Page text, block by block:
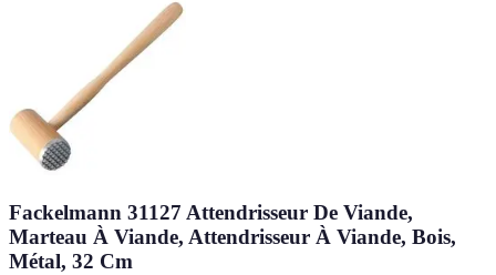
Fackelmann 31127 Attendrisseur De Viande,
Marteau À Viande, Attendrisseur À Viande, Bois,
Métal, 32 Cm